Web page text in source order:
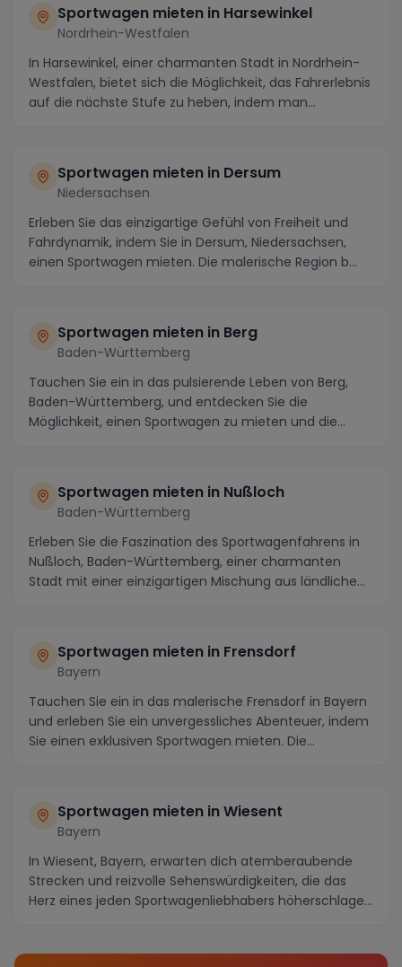
Sportwagen mieten in Harsewinkel
Nordrhein-Westfalen
In Harsewinkel, einer charmanten Stadt in Nordrhein-
Westfalen, bietet sich die Möglichkeit, das Fahrerlebnis
auf die nächste Stufe zu heben, indem man...
Sportwagen mieten in Dersum
Niedersachsen
Erleben Sie das einzigartige Gefühl von Freiheit und
Fahrdynamik, indem Sie in Dersum, Niedersachsen,
einen Sportwagen mieten. Die malerische Region b...
Sportwagen mieten in Berg
Baden-Württemberg
Tauchen Sie ein in das pulsierende Leben von Berg,
Baden-Württemberg, und entdecken Sie die
Möglichkeit, einen Sportwagen zu mieten und die
Sportwagen mieten in Nußloch
Baden-Württemberg
Erleben Sie die Faszination des Sportwagenfahrens in
Nußloch, Baden-Württemberg, einer charmanten
Stadt mit einer einzigartigen Mischung aus ländliche...
Sportwagen mieten in Frensdorf
Bayern
Tauchen Sie ein in das malerische Frensdorf in Bayern
und erleben Sie ein unvergessliches Abenteuer, indem
Sie einen exklusiven Sportwagen mieten. Die...
Sportwagen mieten in Wiesent
Bayern
In Wiesent, Bayern, erwarten dich atemberaubende
Strecken und reizvolle Sehenswürdigkeiten, die das
Herz eines jeden Sportwagenliebhabers höherschlage...